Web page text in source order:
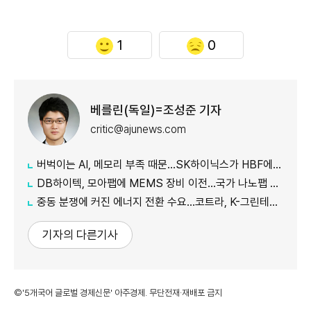
1 0
베를린(독일)=조성준 기자
critic@ajunews.com
버벅이는 AI, 메모리 부족 때문…SK하이닉스가 HBF에 집중하는 이유
DB하이텍, 모아팹에 MEMS 장비 이전…국가 나노팹 공정 지원
중동 분쟁에 커진 에너지 전환 수요…코트라, K-그린테크 수출길 넓힌다
기자의 다른기사
©'5개국어 글로벌 경제신문' 아주경제. 무단전재·재배포 금지